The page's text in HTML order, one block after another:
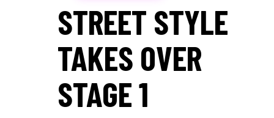
STREET STYLE
TAKES OVER
STAGE 1